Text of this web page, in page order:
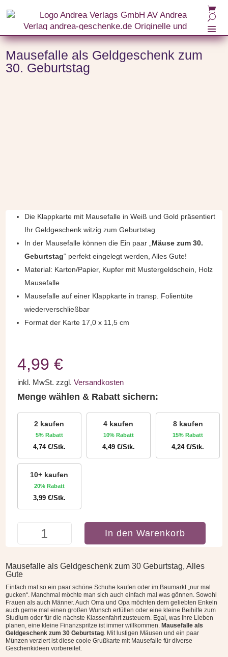
Start /Geburtstagsgeschenke zum Geburtstag / Geschenke zum 30. Geburtstag
/ Mausefalle als Geldgeschenk zum 30. Geburtstag
Mausefalle als Geldgeschenk zum
30. Geburtstag
Die Klappkarte mit Mausefalle in Weiß und Gold präsentiert
Ihr Geldgeschenk witzig zum Geburtstag
In der Mausefalle können die Ein paar „ Mäuse zum 30.
Geburtstag“ perfekt eingelegt werden, Alles Gute!
Material: Karton/Papier, Kupfer mit Mustergeldschein, Holz
Mausefalle
Mausefalle auf einer Klappkarte in transp. Folientüte
wiederverschließbar
Format der Karte 17,0 x 11,5 cm
4,99 €
inkl. MwSt. zzgl. Versandkosten
Menge wählen & Rabatt sichern:
2 kaufen
5% Rabatt
4,74 €/Stk.
4 kaufen
10% Rabatt
4,49 €/Stk.
8 kaufen
15% Rabatt
4,24€/Stk.
10+ kaufen
20% Rabatt
3,99 €/Stk.
Mausefalle
zum
30.
Geburtstag
Menge
In den Warenkorb
Mausefalle als Geldgeschenk zum 30 Geburtstag, Alles
Gute
Einfach mal so ein paar schöne Schuhe kaufen oder im Baumarkt „nur mal
gucken“. Manchmal möchte man sich auch einfach mal was gönnen. Sowohl
Frauen als auch Männer. Auch Oma und Opa möchten dem geliebten Enkeln
auch gerne mal einen großen Wunsch erfüllen oder eine kleine Beihilfe zum
Studium oder für die nächste Klassenfahrt zusteuern. Egal, was Ihre Lieben
planen, eine kleine Finanzspritze ist immer willkommen. Mausefalle als
Geldgeschenk zum 30 Geburtstag. Mit lustigen Mäusen und ein paar
Münzen verziert ist diese coole Grußkarte mit Mausefalle für diverse
Geschenkideen vorbereitet.